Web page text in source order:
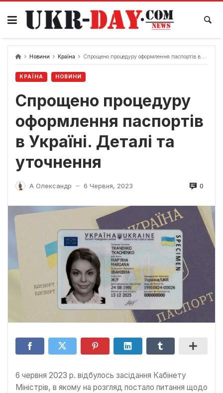
Перейти
вмісту
Новини Країна Спрощено процедуру оформлення паспортів в Україні. Деталі та уточнення
КРАЇНА НОВИНИ
Спрощено процедуру
оформлення паспортів
в Україні. Деталі та
уточнення
А Олександр — 6 Червня, 2023 0
6 червня 2023 р. відбулось засідання Кабінету
Міністрів, в якому на розгляд постало питання щодо